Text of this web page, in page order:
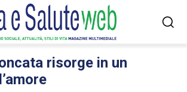
risorge in un